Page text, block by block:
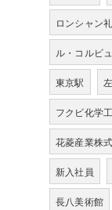
ロンシャン
ル・コルビ
東京駅
フクビ化学
花菱産業株
新入社員
長八美術館